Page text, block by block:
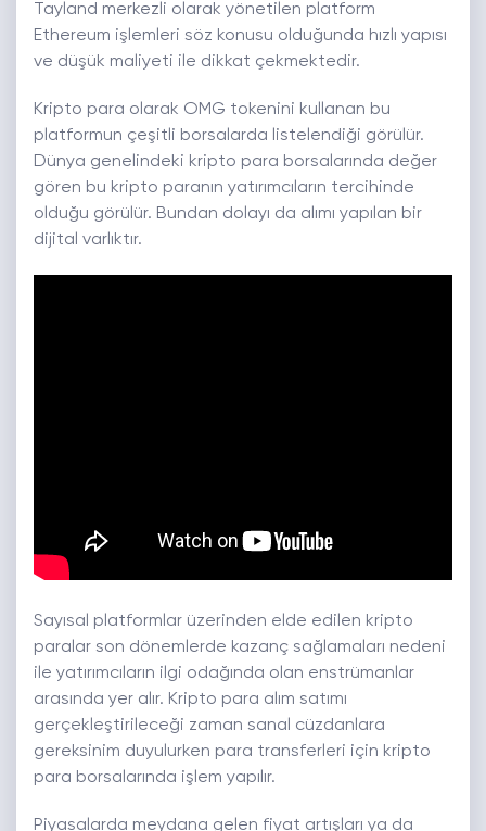
Tayland merkezli olarak yönetilen platform
Ethereum işlemleri söz konusu olduğunda hızlı yapısı
ve düşük maliyeti ile dikkat çekmektedir.
Kripto para olarak OMG tokenini kullanan bu
platformun çeşitli borsalarda listelendiği görülür.
Dünya genelindeki kripto para borsalarında değer
gören bu kripto paranın yatırımcıların tercihinde
olduğu görülür. Bundan dolayı da alımı yapılan bir
dijital varlıktır.
Sayısal platformlar üzerinden elde edilen kripto
paralar son dönemlerde kazanç sağlamaları nedeni
ile yatırımcıların ilgi odağında olan enstrümanlar
arasında yer alır. Kripto para alım satımı
gerçekleştirileceği zaman sanal cüzdanlara
gereksinim duyulurken para transferleri için kripto
para borsalarında işlem yapılır.
Piyasalarda meydana gelen fiyat artışları ya da